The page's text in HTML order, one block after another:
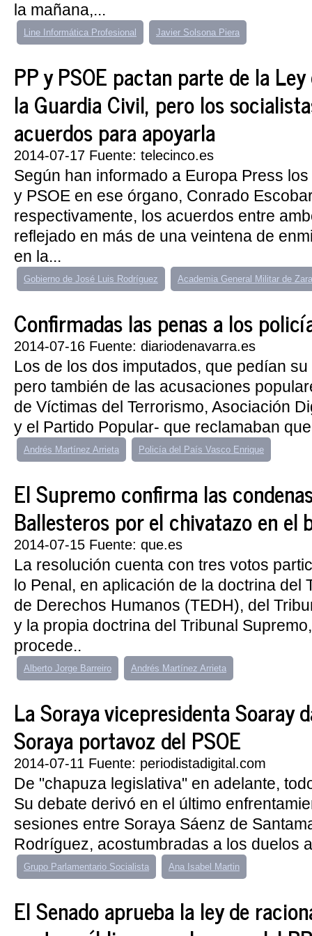
la mañana,...
Line Informática Profesional Javier Solsona Piera
PP y PSOE pactan parte de la
la Guardia Civil, pero los
acuerdos para apoyarla
2014-07-17 Fuente: telecinco.es
Según han informado a Europa Press
y PSOE en ese órgano, Conrado
respectivamente, los acuerdos entre
reflejado en más de una veintena de
en la...
Gobierno de José Luis Rodríguez Academia General Militar de
Confirmadas las penas a los
2014-07-16 Fuente: diariodenavarra.es
Los de los dos imputados, que pedían
pero también de las acusaciones
de Víctimas del Terrorismo, Asociación
y el Partido Popular- que reclamaban
Andrés Martínez Arrieta Policía del País Vasco Enrique
El Supremo confirma las
Ballesteros por el chivatazo en el
2014-07-15 Fuente: que.es
La resolución cuenta con tres votos
lo Penal, en aplicación de la doctrina del
de Derechos Humanos (TEDH), del
y la propia doctrina del Tribunal
procede..
Alberto Jorge Barreiro Andrés Martínez Arrieta
La Soraya vicepresidenta Soaray
Soraya portavoz del PSOE
2014-07-11 Fuente: periodistadigital.com
De "chapuza legislativa" en adelante,
Su debate derivó en el último
sesiones entre Soraya Sáenz de
Rodríguez, acostumbradas a los duelos
Grupo Parlamentario Socialista Ana Isabel Martin
El Senado aprueba la ley de